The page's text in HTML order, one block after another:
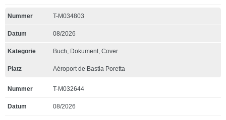
T-M034803
08/2026
Buch, Dokument, Cover
Aéroport de Bastia Poretta
T-M032644
08/2026